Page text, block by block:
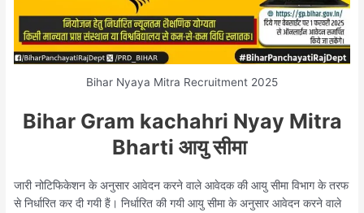
Bihar Nyaya Mitra Recruitment 2025
Bihar Gram kachahri Nyay Mitra
Bharti आयु सीमा
जारी नोटिफिकेशन के अनुसार आवेदन करने वाले आवेदक की आयु सीमा विभाग के तरफ
से निर्धारित कर दी गयी हैं। निर्धारित की गयी आयु सीमा के अनुसार आवेदन करने वाले